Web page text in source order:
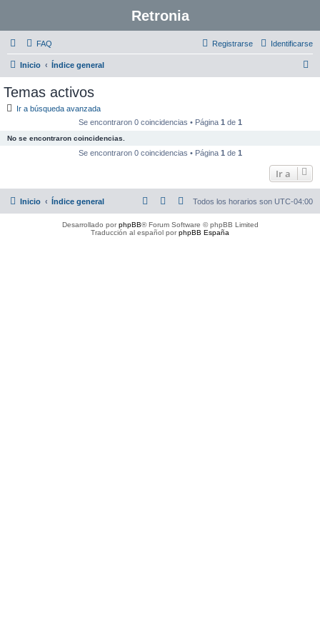
Retronia
FAQ Identificarse
Registrarse
Inicio Índice general
Temas activos
Ir a búsqueda avanzada
Se encontraron 0 coincidencias • Página 1 de 1
No se encontraron coincidencias.
Se encontraron 0 coincidencias • Página 1 de 1
Ir a
Inicio Índice general Todos los horarios son UTC-04:00
Desarrollado porphpBB® Forum Software © phpBB Limited
Traducción al español porphpBB España